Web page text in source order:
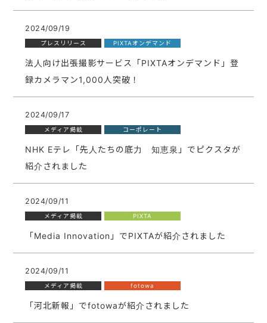
2024/09/19
プレスリリース PIXTAオンデマンド
法人向け出張撮影サービス「PIXTAオンデマンド」登
録カメラマン1,000人突破！
2024/09/17
メディア掲載 コーポレート
NHK Eテレ「先人たちの底力 知恵泉」でピクスタが
紹介されました
2024/09/11
メディア掲載 PIXTA
「Media Innovation」でPIXTAが紹介されました
2024/09/11
メディア掲載 fotowa
「河北新報」でfotowaが紹介されました